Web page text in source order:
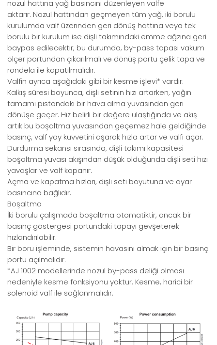
nozul hattına yağ basıncını düzenleyen valfe
aktarır. Nozul hattından geçmeyen tüm yağ, iki borulu
kurulumda valf üzerinden geri dönüş hattına veya tek
borulu bir kurulum ise dişli takımındaki emme ağzına geri
baypas edilecektir; bu durumda, by-pass tapası vakum
ölçer portundan çıkarılmalı ve dönüş portu çelik tapa ve
rondela ile kapatılmalıdır.
Valfin ayrıca aşağıdaki gibi bir kesme işlevi* vardır:
Kalkış süresi boyunca, dişli setinin hızı artarken, yağın
tamamı pistondaki bir hava alma yuvasından geri
dönüşe geçer. Hız belirli bir değere ulaştığında ve akış
artık bu boşaltma yuvasından geçemez hale geldiğinde
basınç, valf yay kuvvetini aşarak hızla artar ve valfi açar.
Durdurma sekansı sırasında, dişli takımı kapasitesi
boşaltma yuvası akışından düşük olduğunda dişli seti hızı
yavaşlar ve valf kapanır.
Açma ve kapatma hızları, dişli seti boyutuna ve ayar
basıncına bağlıdır.
Boşaltma
İki borulu çalışmada boşaltma otomatiktir, ancak bir
basınç göstergesi portundaki tapayı gevşeterek
hızlandırılabilir.
Bir boru işleminde, sistemin havasını almak için bir basınç
portu açılmalıdır.
*AJ 1002 modellerinde nozul by-pass deliği olması
nedeniyle kesme fonksiyonu yoktur. Kesme, harici bir
solenoid valf ile sağlanmalıdır.